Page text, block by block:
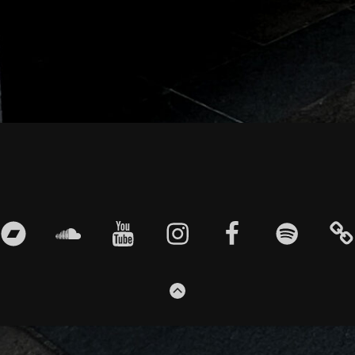
bandcampsoundcloudyoutube instagram facebook spotify EN
ZUM